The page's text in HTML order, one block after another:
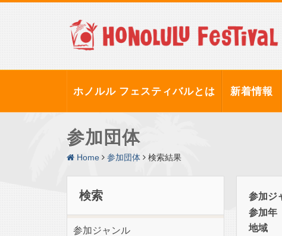
ホノルル フェスティバルとは 新着情報
参加団体
Home 参加団体 検索結果
検索
参加ジャンル
参加ジ
参加年
地域